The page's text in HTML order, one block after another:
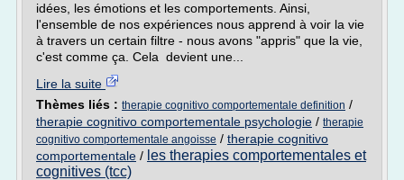
idées, les émotions et les comportements. Ainsi,
l'ensemble de nos expériences nous apprend à voir la vie
à travers un certain filtre - nous avons "appris" que la vie,
c'est comme ça. Cela devient une...
Lire la suite
Thèmes liés : therapie cognitivo comportementale definition /
therapie cognitivo comportementale psychologie / therapie
cognitivo comportementale angoisse / therapie cognitivo
comportementale / les therapies comportementales et
cognitives (tcc)